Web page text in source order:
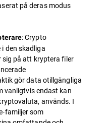
på deras modus
: Crypto
den skadliga
på att kryptera filer
gör data otillgängliga
vanligtvis endast kan
används. I
familjer som